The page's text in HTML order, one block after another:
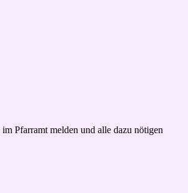
Pfarramt melden und alle dazu nötigen